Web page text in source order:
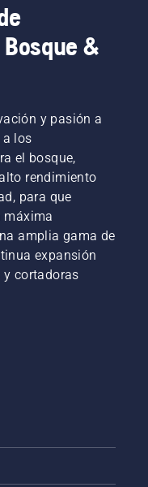
&
y pasión a
a los
el bosque,
rendimiento
para que
máxima
amplia gama de
expansión
y cortadoras